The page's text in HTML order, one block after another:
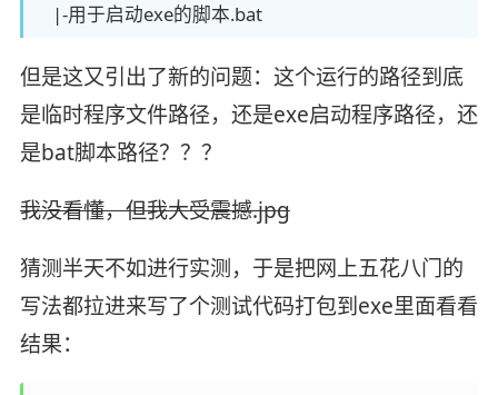
|-用于启动exe的脚本.bat
但是这又引出了新的问题：这个运行的路径到底
是临时程序文件路径，还是exe启动程序路径，还
是bat脚本路径？？？
我没看懂，但我大受震撼.jpg
猜测半天不如进行实测，于是把网上五花八门的
写法都拉进来写了个测试代码打包到exe里面看看
结果：